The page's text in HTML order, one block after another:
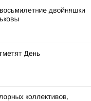
двойняшки
День
коллективов,